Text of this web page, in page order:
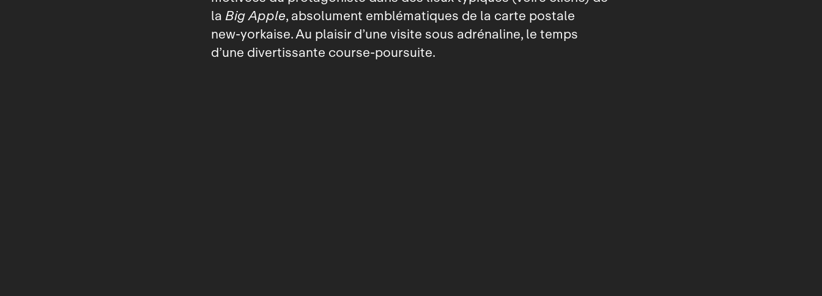
la Big Apple, absolument emblématiques de la carte postale
new‑yorkaise. Au plaisir d’une visite sous adrénaline, le temps
d’une divertissante course‑poursuite.